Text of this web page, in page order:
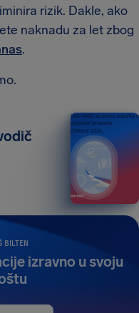
rizik. Dakle, ako
naknadu za let zbog
.
BILTEN
izravno u svoju
Vaš vodič za prava putnika u
zračnom prometu
IZDANJE 2026.